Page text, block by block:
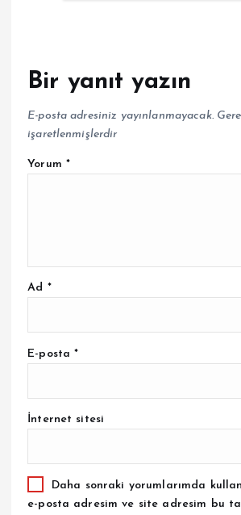
Bir yanıt yazın
E-posta adresiniz yayınlanmayacak.
işaretlenmişlerdir
Yorum *
Ad *
E-posta*
İnternet sitesi
Daha sonraki yorumlarımda
e-posta adresim ve site adresim bu